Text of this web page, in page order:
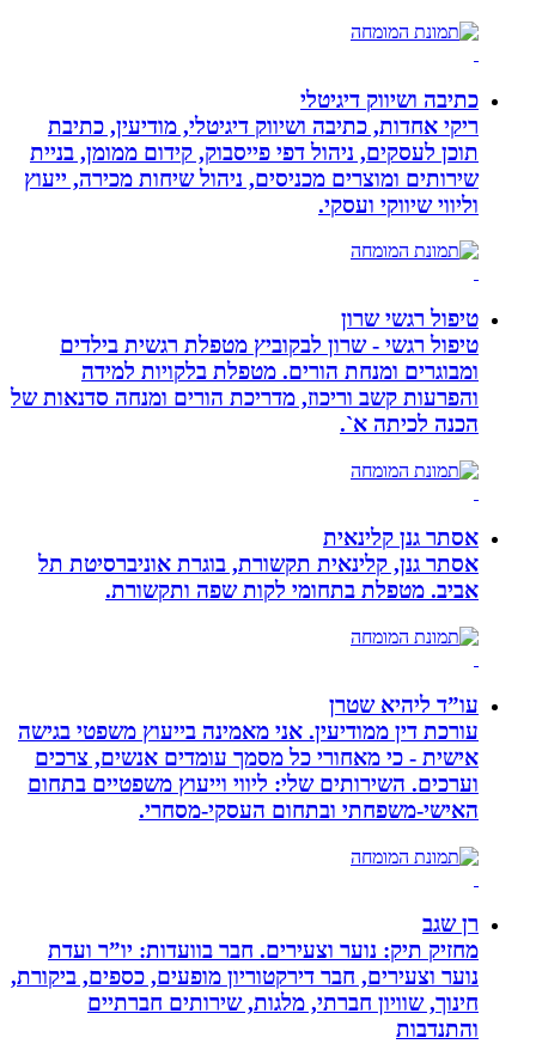
כתיבה ושיווק דיגיטלי
ריקי אחדות, כתיבה ושיווק דיגיטלי, מודיעין, כתיבת
תוכן לעסקים, ניהול דפי פייסבוק, קידום ממומן, בניית
שירותים ומוצרים מכניסים, ניהול שיחות מכירה, ייעוץ
וליווי שיווקי ועסקי.
טיפול רגשי שרון
טיפול רגשי - שרון לבקוביץ מטפלת רגשית בילדים
ומבוגרים ומנחת הורים. מטפלת בלקויות למידה
והפרעות קשב וריכוז, מדריכת הורים ומנחה סדנאות של
הכנה לכיתה א`.
אסתר גנן קלינאית
אסתר גנן, קלינאית תקשורת, בוגרת אוניברסיטת תל
אביב. מטפלת בתחומי לקות שפה ותקשורת.
עו”ד ליהיא שטרן
עורכת דין ממודיעין. אני מאמינה בייעוץ משפטי בגישה
אישית - כי מאחורי כל מסמך עומדים אנשים, צרכים
וערכים. השירותים שלי: ליווי וייעוץ משפטיים בתחום
האישי-משפחתי ובתחום העסקי-מסחרי.
רן שגב
מחזיק תיק: נוער וצעירים. חבר בוועדות: יו”ר ועדת
נוער וצעירים, חבר דירקטוריון מופעים, כספים, ביקורת,
חינוך, שוויון חברתי, מלגות, שירותים חברתיים
והתנדבות